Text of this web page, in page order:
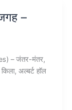
–
– जंतर-मंतर,
अल्बर्ट हॉल